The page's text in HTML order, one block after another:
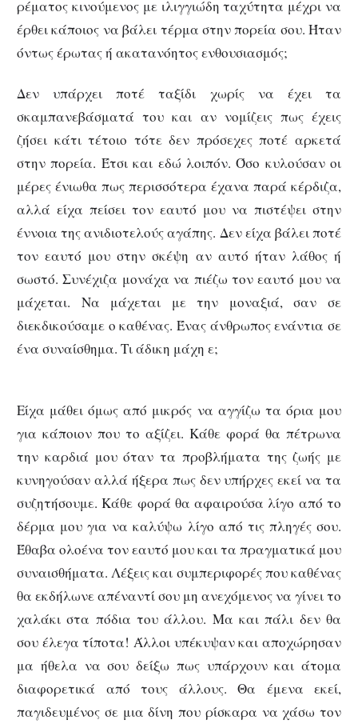
ρέματος κινούμενος με ιλιγγιώδη ταχύτητα μέχρι να
έρθει κάποιος να βάλει τέρμα στην πορεία σου. Ήταν
όντως έρωτας ή ακατανόητος ενθουσιασμός;
Δεν υπάρχει ποτέ ταξίδι χωρίς να έχει τα
σκαμπανεβάσματά του και αν νομίζεις πως έχεις
ζήσει κάτι τέτοιο τότε δεν πρόσεχες ποτέ αρκετά
στην πορεία. Έτσι και εδώ λοιπόν. Όσο κυλούσαν οι
μέρες ένιωθα πως περισσότερα έχανα παρά κέρδιζα,
αλλά είχα πείσει τον εαυτό μου να πιστέψει στην
έννοια της ανιδιοτελούς αγάπης. Δεν είχα βάλει ποτέ
τον εαυτό μου στην σκέψη αν αυτό ήταν λάθος ή
σωστό. Συνέχιζα μονάχα να πιέζω τον εαυτό μου να
μάχεται. Να μάχεται με την μοναξιά, σαν σε
διεκδικούσαμε ο καθένας. Ένας άνθρωπος ενάντια σε
ένα συναίσθημα. Τι άδικη μάχη ε;
Είχα μάθει όμως από μικρός να αγγίζω τα όρια μου
για κάποιον που το αξίζει. Κάθε φορά θα πέτρωνα
την καρδιά μου όταν τα προβλήματα της ζωής με
κυνηγούσαν αλλά ήξερα πως δεν υπήρχες εκεί να τα
συζητήσουμε. Κάθε φορά θα αφαιρούσα λίγο από το
δέρμα μου για να καλύψω λίγο από τις πληγές σου.
Έθαβα ολοένα τον εαυτό μου και τα πραγματικά μου
συναισθήματα. Λέξεις και συμπεριφορές που καθένας
θα εκδήλωνε απέναντί σου μη ανεχόμενος να γίνει το
χαλάκι στα πόδια του άλλου. Μα και πάλι δεν θα
σου έλεγα τίποτα! Άλλοι υπέκυψαν και αποχώρησαν
μα ήθελα να σου δείξω πως υπάρχουν και άτομα
διαφορετικά από τους άλλους. Θα έμενα εκεί,
παγιδευμένος σε μια δίνη που ρίσκαρα να χάσω τον